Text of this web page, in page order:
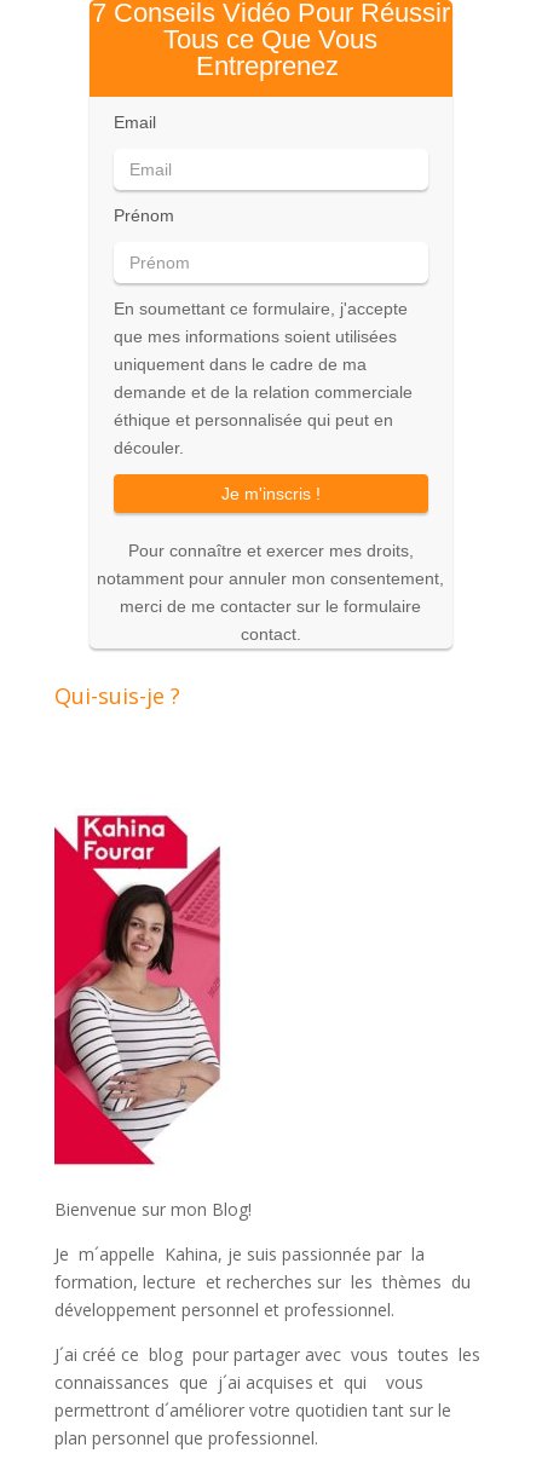
7 Conseils Vidéo Pour Réussir
Tous ce Que Vous
Entreprenez
Email
Prénom
En soumettant ce formulaire, j'accepte
que mes informations soient utilisées
uniquement dans le cadre de ma
demande et de la relation commerciale
éthique et personnalisée qui peut en
découler.
Je m'inscris !
Pour connaître et exercer mes droits,
notamment pour annuler mon consentement,
merci de me contacter sur le formulaire
contact.
Qui-suis-je ?
Bienvenue sur mon Blog!
Je m´appelle Kahina, je suis passionnée par la
formation, lecture et recherches sur les thèmes du
développement personnel et professionnel.
J´ai créé ce blog pour partager avec vous toutes les
connaissances que j´ai acquises et qui vous
permettront d´améliorer votre quotidien tant sur le
plan personnel que professionnel.